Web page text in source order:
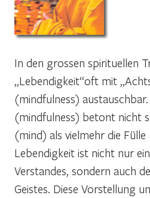
In den grossen spirituellen
„Lebendigkeit“oft mit
(mindfulness)
(mindfulness) betont nicht
(mind) als vielmehr die Fülle
Lebendigkeit ist nicht nur
Verstandes, sondern auch
Geistes. Diese Vorstellung